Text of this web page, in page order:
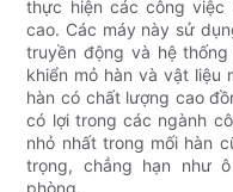
thực hiện các công việc
cao. Các máy này sử
truyền động và hệ
khiển mỏ hàn và vật liệu
hàn có chất lượng cao
có lợi trong các ngành
nhỏ nhất trong mối hàn
trọng, chẳng hạn như
phòng.